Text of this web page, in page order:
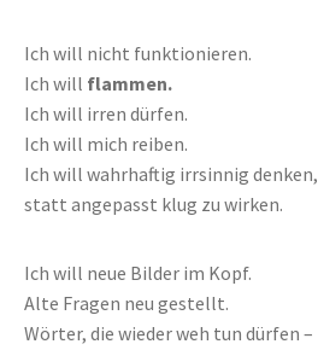
Ich will nicht funktionieren.
Ich will flammen.
Ich will irren dürfen.
Ich will mich reiben.
Ich will wahrhaftig irrsinnig denken,
statt angepasst klug zu wirken.
Ich will neue Bilder im Kopf.
Alte Fragen neu gestellt.
Wörter, die wieder weh tun dürfen –